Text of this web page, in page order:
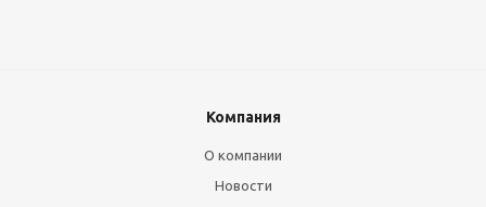
Компания
О компании
Новости